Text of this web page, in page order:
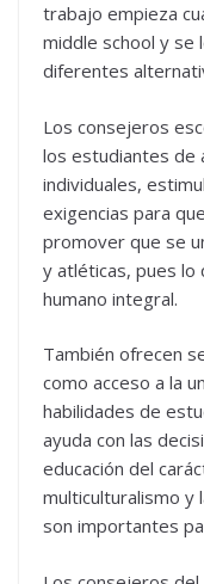
trabajo empieza
middle school y se
diferentes
Los consejeros
los estudiantes de
individuales,
exigencias para
promover que se
y atléticas, pues lo
humano integral.
También ofrecen
como acceso a la
habilidades de
ayuda con las
educación del
multiculturalismo y
son importantes